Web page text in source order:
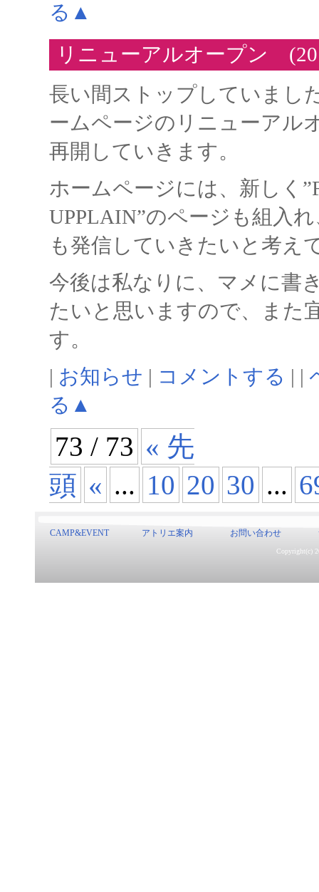
る▲
リニューアルオープン
長い間ストップしていまし
ームページのリニューアル
再開していきます。
ホームページには、新しく
UPPLAIN”のページも組入
も発信していきたいと考え
今後は私なりに、マメに書
たいと思いますので、また
す。
| お知らせ | コメントする | |
る▲
73 / 73 « 先
頭 « ... 10 20 30 ...
CAMP&EVENT アトリエ案内 お問い合わせ
Copyright(c)